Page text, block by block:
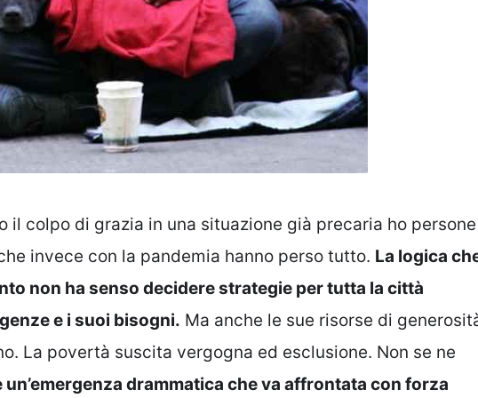
il colpo di grazia in una situazione già precaria ho persone
invece con la pandemia hanno perso tutto. La logica
non ha senso decidere strategie per tutta la città
e i suoi bisogni. Ma anche le sue risorse di
La povertà suscita vergogna ed esclusione. Non se ne
un’emergenza drammatica che va affrontata con forza